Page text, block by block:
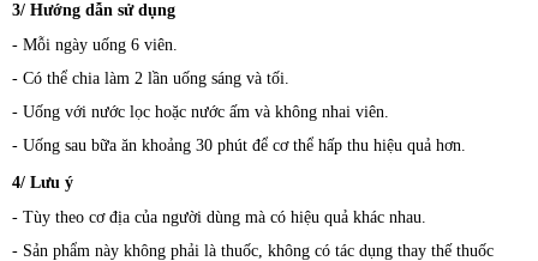
3/ Hướng dẫn sử dụng
- Mỗi ngày uống 6 viên.
- Có thể chia làm 2 lần uống sáng và tối.
- Uống với nước lọc hoặc nước ấm và không nhai viên.
- Uống sau bữa ăn khoảng 30 phút để cơ thể hấp thu hiệu quả hơn.
4/ Lưu ý
- Tùy theo cơ địa của người dùng mà có hiệu quả khác nhau.
- Sản phẩm này không phải là thuốc, không có tác dụng thay thế thuốc